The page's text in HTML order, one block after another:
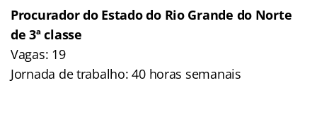
Procurador do Estado do Rio Grande do Norte
de 3ª classe
Vagas: 19
Jornada de trabalho: 40 horas semanais